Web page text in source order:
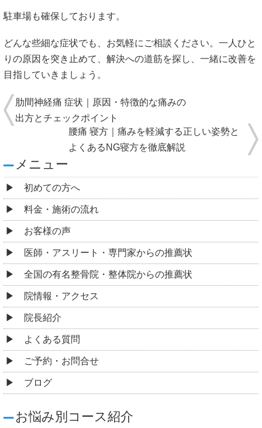
駐車場も確保しております。
どんな些細な症状でも、お気軽にご相談ください。一人ひと
りの原因を突き止めて、解決への道筋を探し、一緒に改善を
目指していきましょう。
肋間神経痛 症状｜原因・特徴的な痛みの
出方とチェックポイント
腰痛 寝方｜痛みを軽減する正しい姿勢と
よくあるNG寝方を徹底解説
メニュー
初めての方へ
料金・施術の流れ
お客様の声
医師・アスリート・専門家からの推薦状
全国の有名整骨院・整体院からの推薦状
院情報・アクセス
院長紹介
よくある質問
ご予約・お問合せ
ブログ
お悩み別コース紹介